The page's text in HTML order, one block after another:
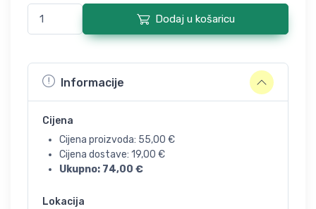
Dodaj u košaricu
Informacije
Cijena
Cijena proizvoda: 55,00 €
Cijena dostave: 19,00 €
Ukupno: 74,00 €
Lokacija